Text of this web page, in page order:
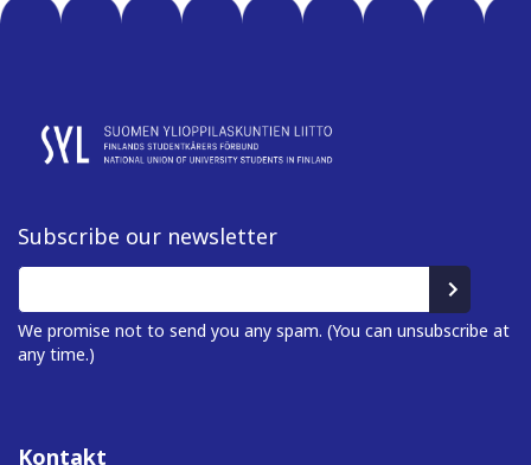
Subscribe our newsletter
We promise not to send you any spam. (You can unsubscribe at
any time.)
Kontakt